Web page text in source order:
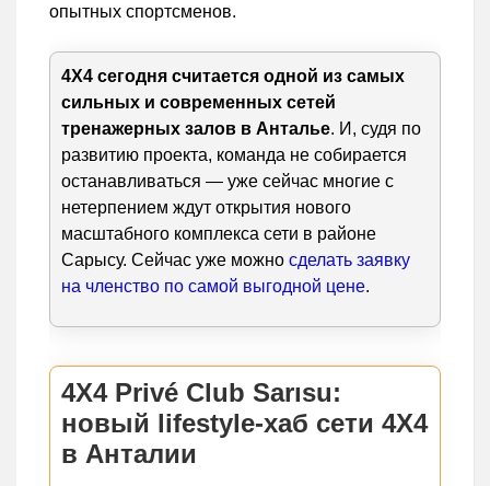
опытных спортсменов.
4X4 сегодня считается одной из самых
сильных и современных сетей
тренажерных залов в Анталье. И, судя по
развитию проекта, команда не собирается
останавливаться — уже сейчас многие с
нетерпением ждут открытия нового
масштабного комплекса сети в районе
Сарысу. Сейчас уже можно сделать заявку
на членство по самой выгодной цене.
4X4 Privé Club Sarısu:
новый lifestyle-хаб сети 4X4
в Анталии